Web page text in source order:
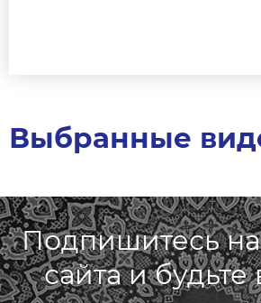
Выбранные
Подпишитесь
сайта и будьте